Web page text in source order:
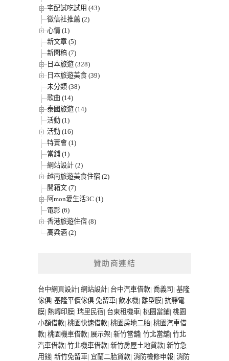
宅配試吃試用 (43)
徵信社推薦 (2)
心情 (1)
新文章 (5)
新聞稿 (7)
日本旅遊 (328)
日本旅遊美食 (39)
未分類 (38)
歌曲 (14)
泰國旅遊 (14)
活動 (1)
活動 (16)
特賣會 (1)
當鋪 (1)
網站設計 (2)
越南旅遊美食住宿 (2)
開箱文 (7)
阿mon愛生活3C (1)
電影 (6)
香港旅遊住宿 (8)
高粱酒 (2)
贊助商連結
台中網頁設計| 網站設計| 台中汽車借款| 喬義司 | 基隆
傢俱| 基隆平價傢俱 免留車| 飲水機| 離型膜| 抗靜電
膜| 熱轉印膜| 瑞里民宿| 台東租機車| 桃園當鋪| 桃園
小額借款| 桃園快速借款| 桃園房地二胎| 桃園汽車借
款| 桃園機車借款| 展示架| 新竹當舖| 竹北當舖| 竹北
汽車借款| 竹北機車借款| 新竹房屋土地貸款| 新竹急
用錢| 新竹免留車| 宜蘭二胎貸款| 消防檢修申報| 消防